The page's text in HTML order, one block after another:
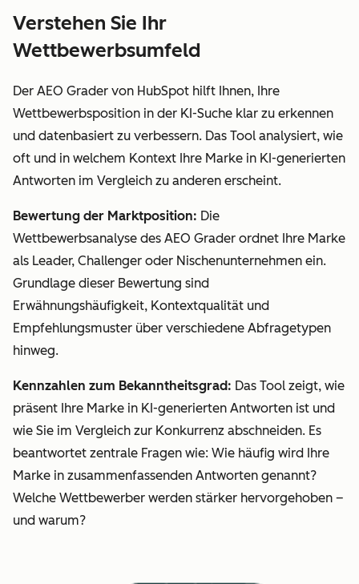
Verstehen Sie Ihr
Wettbewerbsumfeld
Der AEO Grader von HubSpot hilft Ihnen, Ihre
Wettbewerbsposition in der KI-Suche klar zu erkennen
und datenbasiert zu verbessern. Das Tool analysiert, wie
oft und in welchem Kontext Ihre Marke in KI-generierten
Antworten im Vergleich zu anderen erscheint.
Bewertung der Marktposition: Die
Wettbewerbsanalyse des AEO Grader ordnet Ihre Marke
als Leader, Challenger oder Nischenunternehmen ein.
Grundlage dieser Bewertung sind
Erwähnungshäufigkeit, Kontextqualität und
Empfehlungsmuster über verschiedene Abfragetypen
hinweg.
Kennzahlen zum Bekanntheitsgrad: Das Tool zeigt, wie
präsent Ihre Marke in KI-generierten Antworten ist und
wie Sie im Vergleich zur Konkurrenz abschneiden. Es
beantwortet zentrale Fragen wie: Wie häufig wird Ihre
Marke in zusammenfassenden Antworten genannt?
Welche Wettbewerber werden stärker hervorgehoben –
und warum?